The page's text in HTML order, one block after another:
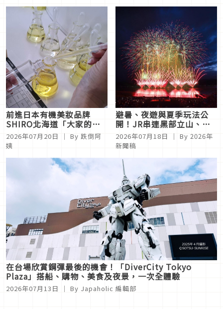
前進日本有機美妝品牌
SHIRO北海道「大家的工
場」，做出屬於自己的
SHIRO香
2026年07月20日 ｜ By 跌倒阿
姨
避暑、夜遊與夏季玩法公
開！JR串連黑部立山、六
本木沉浸式秀、諏訪湖花火
旅程
2026年07月18日 ｜ By 2026年
新聞稿
在台場欣賞鋼彈最後的機會！「DiverCity Tokyo
Plaza」搭船、購物、美食及夜景，一次全體驗
2026年07月13日 ｜ By Japaholic 編輯部